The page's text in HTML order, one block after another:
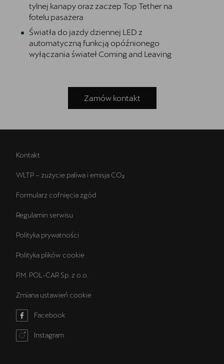
tylnej kanapy oraz zaczep Top Tether na
fotelu pasażera
Światła do jazdy dziennej LED z
automatyczną funkcją opóźnionego
wyłączania świateł Coming and Leaving
Zamów kontakt
Kontakt
WLTP – zużycie paliwa i emisja CO₂
Formularz cofnięcia zgód
Regulamin serwisu
Polityka prywatności
Polityka plików cookie
P.M. POL-CAR Sp. z o.o.
Zmiana ustawień cookie
Facebook
Instagram